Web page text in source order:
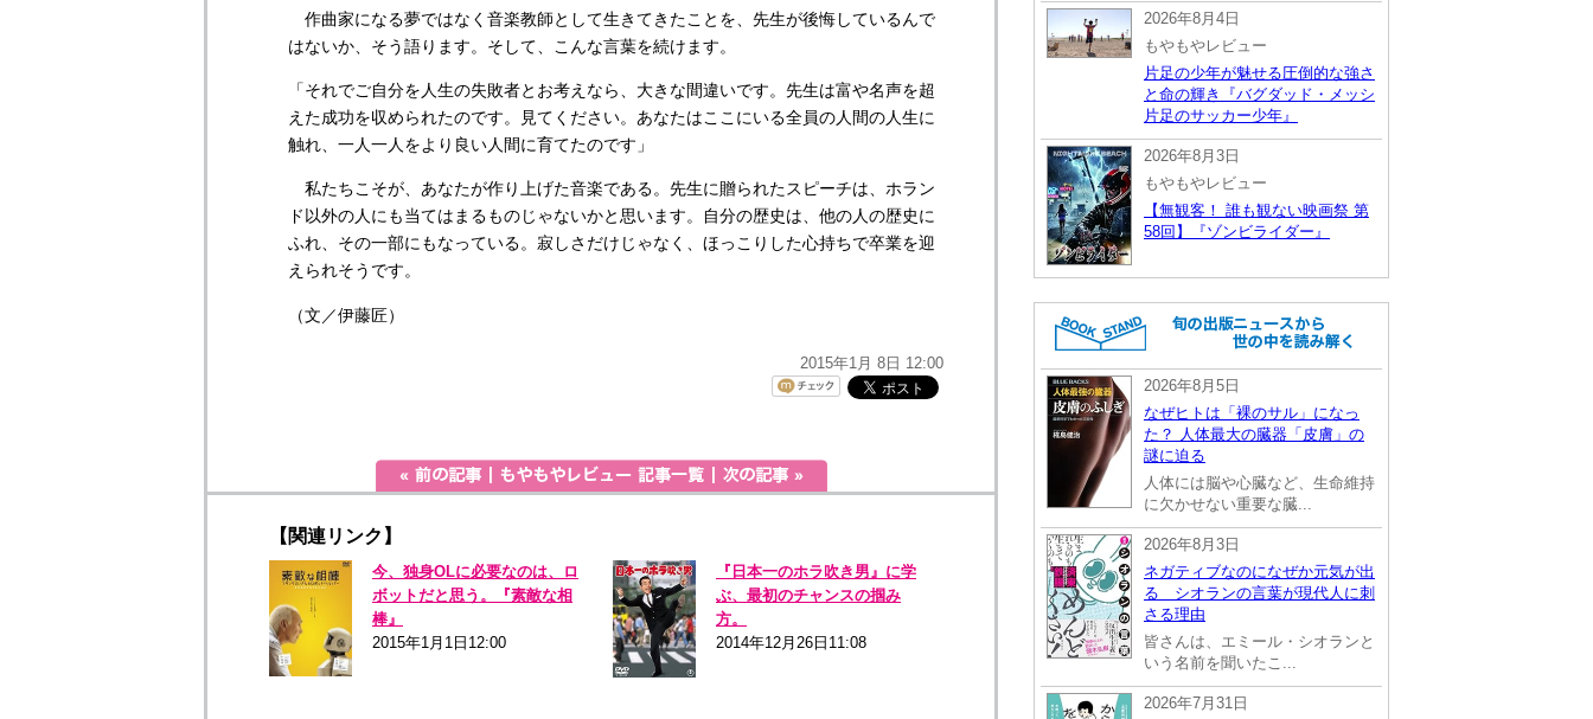
作曲家になる夢ではなく音楽教師として生きてきたことを、先生が後悔しているんで
はないか、そう語ります。そして、こんな言葉を続けます。
「それでご自分を人生の失敗者とお考えなら、大きな間違いです。先生は富や名声を超
えた成功を収められたのです。見てください。あなたはここにいる全員の人間の人生に
触れ、一人一人をより良い人間に育てたのです」
私たちこそが、あなたが作り上げた音楽である。先生に贈られたスピーチは、ホラン
ド以外の人にも当てはまるものじゃないかと思います。自分の歴史は、他の人の歴史に
ふれ、その一部にもなっている。寂しさだけじゃなく、ほっこりした心持ちで卒業を迎
えられそうです。
（文／伊藤匠）
2015年1月 8日 12:00
【関連リンク】
今、独身OLに必要なのは、ロ
ボットだと思う。『素敵な相
棒』
2015年1月1日12:00
『日本一のホラ吹き男』に学
ぶ、最初のチャンスの掴み
方。
2014年12月26日11:08
2026年8月4日
もやもやレビュー
片足の少年が魅せる圧倒的な強さ
と命の輝き『バグダッド・メッシ
片足のサッカー少年』
2026年8月3日
もやもやレビュー
【無観客！ 誰も観ない映画祭 第
58回】『ゾンビライダー』
2026年8月5日
なぜヒトは「裸のサル」になっ
た？ 人体最大の臓器「皮膚」の
謎に迫る
人体には脳や心臓など、生命維持
に欠かせない重要な臓...
2026年8月3日
ネガティブなのになぜか元気が出
る シオランの言葉が現代人に刺
さる理由
皆さんは、エミール・シオランと
いう名前を聞いたこ...
2026年7月31日